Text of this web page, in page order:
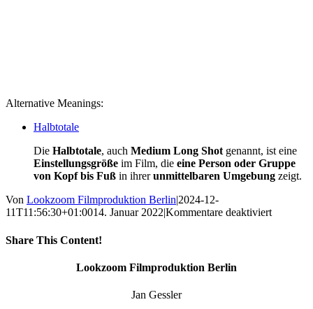
Alternative Meanings:
Halbtotale
Die Halbtotale, auch Medium Long Shotgenannt, ist eine
Einstellungsgröße im Film, die eine Person oder Gruppe
von Kopf bis Fuß in ihrerunmittelbaren Umgebung zeigt.
Von Lookzoom Filmproduktion Berlin|2024-12-
11T11:56:30+01:0014. Januar 2022|Kommentare deaktiviertfür
Share This Content!
Lookzoom Filmproduktion Berlin
Jan Gessler